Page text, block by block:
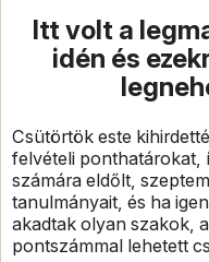
Itt volt a
idén és
Csütörtök este
felvételi ponthatárokat,
számára eldőlt,
tanulmányait, és ha
akadtak olyan szakok,
pontszámmal lehetett